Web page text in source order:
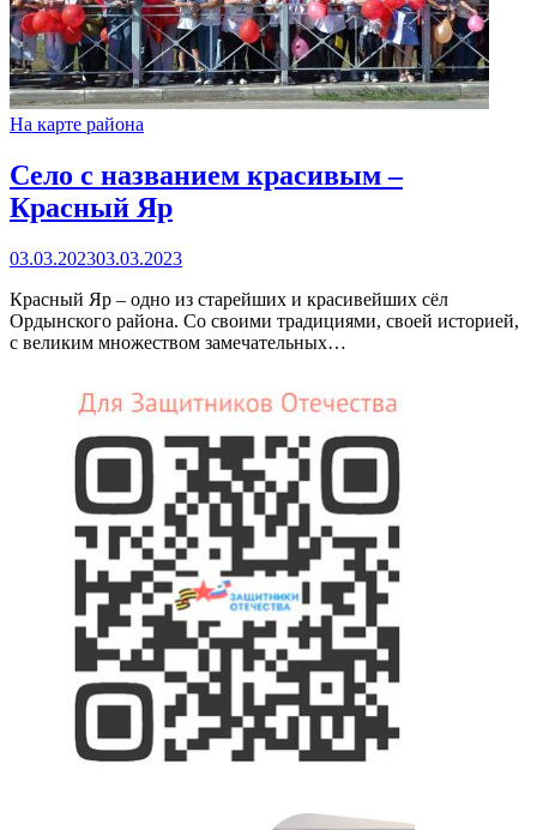
На карте района
Село с названием красивым –
Красный Яр
03.03.202303.03.2023
Красный Яр – одно из старейших и красивейших сёл
Ордынского района. Со своими традициями, своей историей,
с великим множеством замечательных…